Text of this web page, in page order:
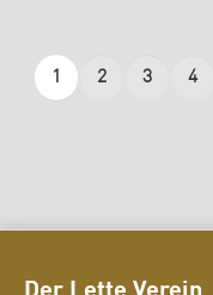
1 2 3 4